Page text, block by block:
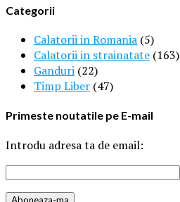
Categorii
Calatorii in Romania (5)
Calatorii in strainatate (163)
Ganduri (22)
Timp Liber (47)
Primeste noutatile pe E-mail
Introdu adresa ta de email: